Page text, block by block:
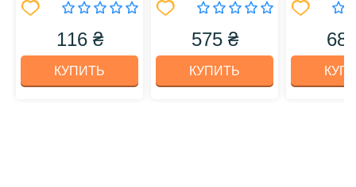
116 ₴
КУПИТЬ
575 ₴
КУПИТЬ